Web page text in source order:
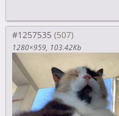
#1257535
1280×959 103.42Kb